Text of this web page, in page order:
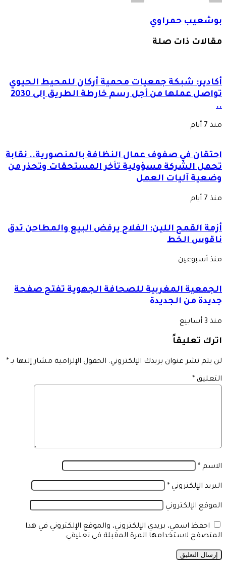
بوشعيب حمراوي
مقالات ذات صلة
أكادير: شبكة جمعيات محمية أركان للمحيط الحيوي
تواصل عملها من أجل رسم خارطة الطريق إلى 2030
..
منذ 7 أيام
احتقان في صفوف عمال النظافة بالمنصورية.. نقابة
تحمل الشركة مسؤولية تأخر المستحقات وتحذر من
وضعية آليات العمل
منذ 7 أيام
أزمة القمح اللين: الفلاح يرفض البيع والمطاحن تدق
ناقوس الخط
منذ أسبوعين
الجمعية المغربية للصحافة الجهوية تفتح صفحة
جديدة من الجديدة
منذ 3 أسابيع
اترك تعليقاً
لن يتم نشر عنوان بريدك الإلكتروني. الحقول الإلزامية مشار إليها بـ *
التعليق *
الاسم *
البريد الإلكتروني *
الموقع الإلكتروني
احفظ اسمي، بريدي الإلكتروني، والموقع الإلكتروني في هذا
المتصفح لاستخدامها المرة المقبلة في تعليقي.